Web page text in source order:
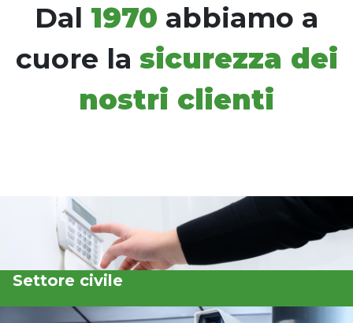
Dal 1970 abbiamo a
cuore la sicurezza dei
nostri clienti
Settore civile